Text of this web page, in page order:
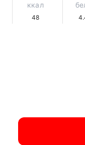
ккал
48